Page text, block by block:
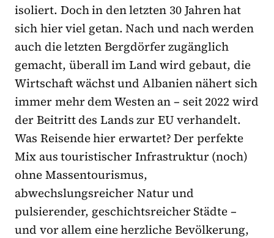
isoliert. Doch in den letzten 30 Jahren hat
sich hier viel getan. Nach und nach werden
auch die letzten Bergdörfer zugänglich
gemacht, überall im Land wird gebaut, die
Wirtschaft wächst und Albanien nähert sich
immer mehr dem Westen an – seit 2022 wird
der Beitritt des Lands zur EU verhandelt.
Was Reisende hier erwartet? Der perfekte
Mix aus touristischer Infrastruktur (noch)
ohne Massentourismus,
abwechslungsreicher Natur und
pulsierender, geschichtsreicher Städte –
und vor allem eine herzliche Bevölkerung,